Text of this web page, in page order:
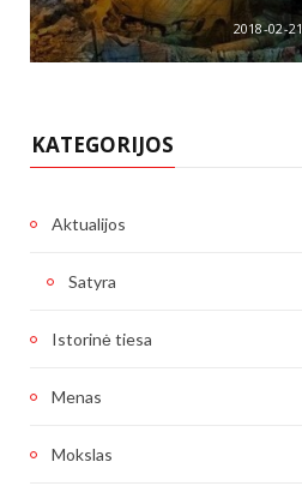
2018-02-21
KATEGORIJOS
Aktualijos
Satyra
Istorinė tiesa
Menas
Mokslas